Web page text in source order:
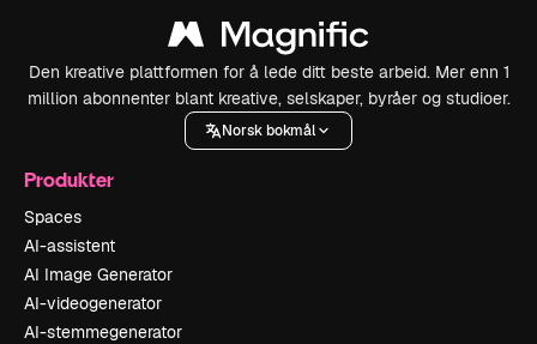
Den kreative plattformen for å lede ditt beste arbeid. Mer enn 1
million abonnenter blant kreative, selskaper, byråer og studioer.
Norsk bokmål
Produkter
Spaces
AI-assistent
AI Image Generator
AI-videogenerator
AI-stemmegenerator